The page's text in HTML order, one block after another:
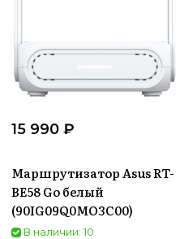
15 990 ₽
Маршрутизатор Asus RT-
BE58 Go белый
(90IG09Q0MO3C00)
В наличии: 10